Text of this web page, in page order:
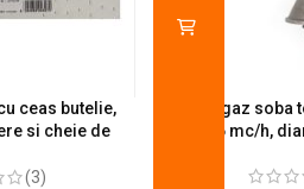
ceas butelie,
si cheie de
(3)
Arzator gaz soba
0.6 mc/h,